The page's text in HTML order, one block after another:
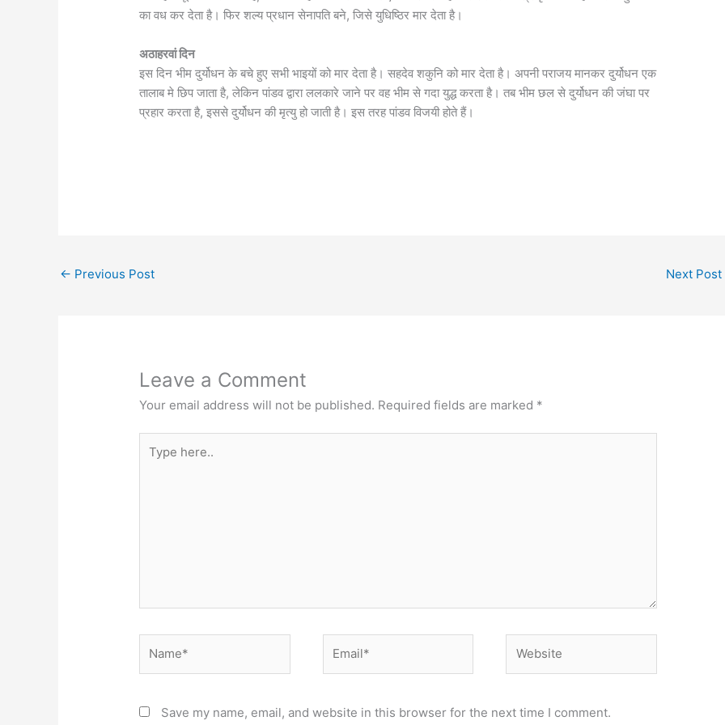
का वध कर देता है। फिर शल्य प्रधान सेनापति बने, जिसे युधिष्ठिर मार देता है।
अठाहरवां दिन
इस दिन भीम दुर्योधन के बचे हुए सभी भाइयों को मार देता है। सहदेव शकुनि को मार देता है। अपनी पराजय मानकर दुर्योधन एक
तालाब मे छिप जाता है, लेकिन पांडव द्वारा ललकारे जाने पर वह भीम से गदा युद्ध करता है। तब भीम छल से दुर्योधन की जंघा पर
प्रहार करता है, इससे दुर्योधन की मृत्यु हो जाती है। इस तरह पांडव विजयी होते हैं।
← Previous Post Next Post
Leave a Comment
Your email address will not be published. Required fields are marked *
here..
Save my name, email, and website in this browser for the next time I comment.